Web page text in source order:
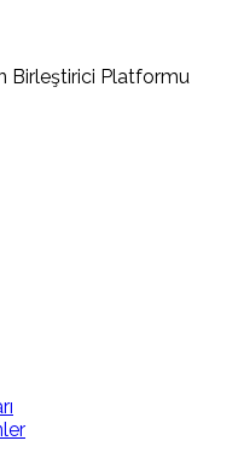
Birleştirici Platformu